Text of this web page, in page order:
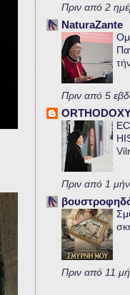
Πριν από 2
NaturaZante
Πριν από 5
Πριν από 1
Πριν από 11